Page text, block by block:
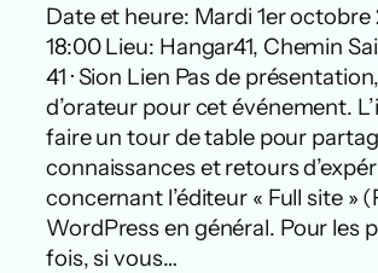
Date et heure: Mardi 1er octobre
18:00 Lieu: Hangar41, Chemin
41 · Sion Lien Pas de
d’orateur pour cet événement.
faire un tour de table pour
connaissances et retours
concernant l’éditeur « Full site »
WordPress en général. Pour les
fois, si vous…